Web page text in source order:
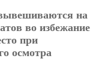
на
во избежание
при
осмотра